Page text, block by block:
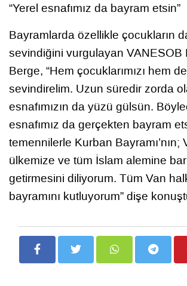
“Yerel esnafımız da bayram etsin”
Bayramlarda özellikle çocukların
sevindiğini vurgulayan VANESOB
Berge, “Hem çocuklarımızı hem de
sevindirelim. Uzun süredir zorda
esnafımızın da yüzü gülsün.
esnafımız da gerçekten bayram
temennilerle Kurban Bayramı’nın;
ülkemize ve tüm İslam alemine
getirmesini diliyorum. Tüm Van
bayramını kutluyorum” dişe